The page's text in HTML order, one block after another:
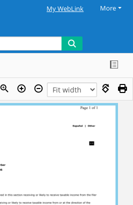
My WebLink More